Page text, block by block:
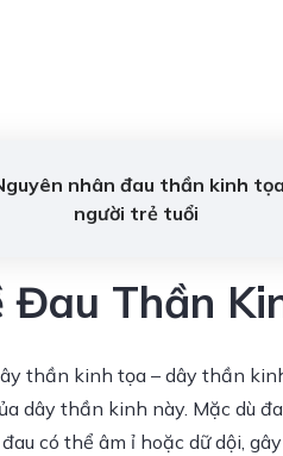
nhân đau thần kinh
người trẻ tuổi
Đau Thần
thần kinh tọa – dây thần
dây thần kinh này. Mặc dù
có thể âm ỉ hoặc dữ dội,